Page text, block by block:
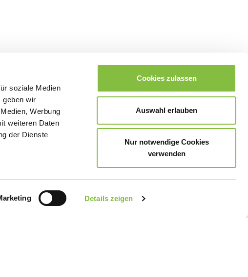
soziale Medien
geben wir
Werbung
weiteren Daten
der Dienste
Details zeigen
Cookies zulassen
Auswahl erlauben
Nur notwendige Cookies
verwenden